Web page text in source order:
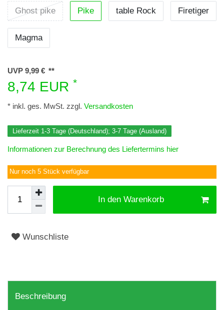
Ghost pike Pike table Rock Firetiger
Magma
UVP 9,99 €
8,74 EUR *
* inkl. ges. MwSt. zzgl. Versandkosten
Lieferzeit 1-3 Tage (Deutschland); 3-7 Tage (Ausland)
Informationen zur Berechnung des Liefertermins hier
Nur noch 5 Stück verfügbar
In den Warenkorb
Wunschliste
Beschreibung